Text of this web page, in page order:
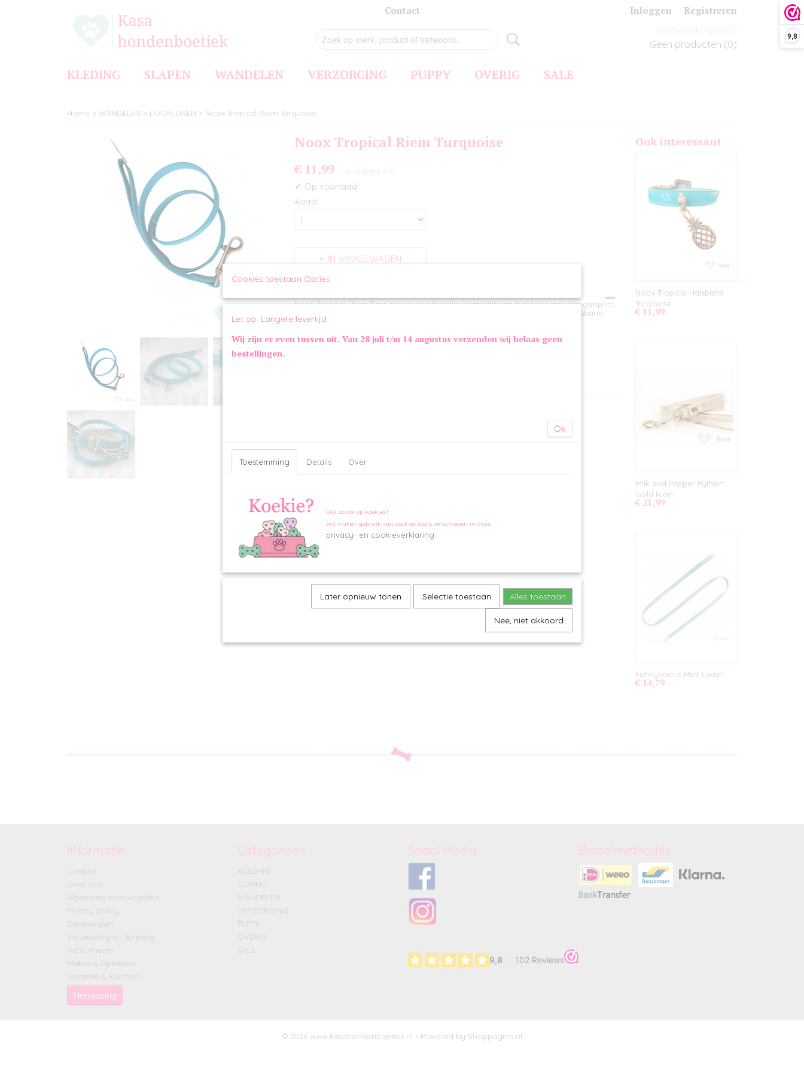
9,8
Contact Inloggen Registreren
Geen producten (0)
KLEDING SLAPEN WANDELEN VERZORGING PUPPY OVERIG SALE
Home > WANDELEN > LOOPLIJNEN > Noox Tropical Riem Turquoise
Noox Tropical Riem Turquoise
€ 11,99 (inclusief btw 21%)
✓ Op voorraad
Aantal
IN WINKELWAGEN
Noox Tropical Riem Turquoise is een looplijn gemaakt van kunstleer met slangenprint.
De looplijn is afgewerkt met gouden details. Combineer met matchende halsband.
Lengte: 120 cm
Ook interessant
Noox Tropical Halsband
Turquoise
€ 11,99
Milk and Pepper Python
Gold Riem
€ 21,99
Funkylicious Mint Leash
€ 14,79
Informatie
Contact
Over ons
Algemene voorwaarden
Privacy policy
Betaalwijzen
Verzending en levering
Retourneren
Maten & Opmeten
Garantie & Klachten
Herroeping
Categorieën
KLEDING
SLAPEN
WANDELEN
VERZORGING
PUPPY
OVERIG
SALE
Social Media Betaalmethodes
© 2026 www.kasahondenboetiek.nl - Powered by Shoppagina.nl
Cookies toestaan Opties
Let op: Langere levertijd
Wij zijn er even tussen uit. Van 28 juli t/m 14 augustus verzenden wij helaas geen
bestellingen.
Ok
Toestemming Details Over
Ook zo dol op koekjes?
Wij maken gebruik van cookies zoals omschreven in onze
privacy- en cookieverklaring.
Later opnieuw tonen Selectie toestaan Alles toestaan
Nee, niet akkoord